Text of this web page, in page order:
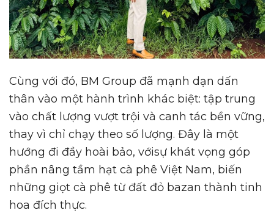
Cùng với đó, BM Group đã mạnh dạn dấn
thân vào một hành trình khác biệt: tập trung
vào chất lượng vượt trội và canh tác bền vững,
thay vì chỉ chạy theo số lượng. Đây là một
hướng đi đầy hoài bảo, vớisự khát vọng góp
phần nâng tầm hạt cà phê Việt Nam, biến
những giọt cà phê từ đất đỏ bazan thành tinh
hoa đích thực.